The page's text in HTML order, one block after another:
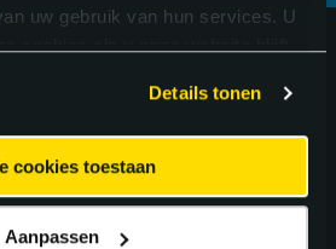
uw gebruik van hun services. U
Details tonen
cookies toestaan
Aanpassen
IN 25